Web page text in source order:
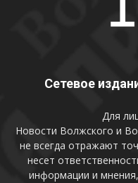
Сетевое
Для
Новости Волжского и
не всегда отражают
несет
информации и